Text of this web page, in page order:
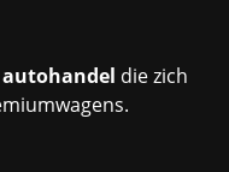
die zich